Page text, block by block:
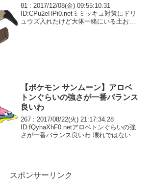
81 : 2017/12/08(金) 09:55:10.31
ID:CPu2eHPi0.netミミッキュ対策にドリ
ュウズ入れたけど大体一緒にいる土おっ
【ポケモン サンムーン】アロベ
トンぐらいの強さが一番バランス
良いわ
267 : 2017/08/22(火) 21:17:34.28
ID:fQyhaXhF0.netアロベトンぐらいの強
さが一番バランス良いわ 壊れではないが
スポンサーリンク